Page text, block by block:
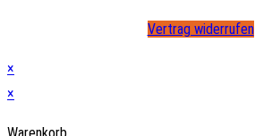
Vertrag widerrufen
×
×
Warenkorb